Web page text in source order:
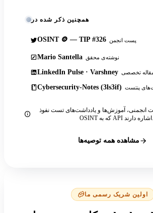
همچنین ذکر شده در
OSINT 🪙 — TIP #326 پست انجمن
Mario Santella نوشته‌ی محقق
LinkedIn Pulse · Varshney تخصصی
Cybersecurity-Notes (3ls3if) پنتست
انجمنی، آموزش‌ها و یادداشت‌های تست نفوذ
OSINT که به API اشاره دارند.
مشاهده همه توصیه‌ها
اولین شریک رسمی ما